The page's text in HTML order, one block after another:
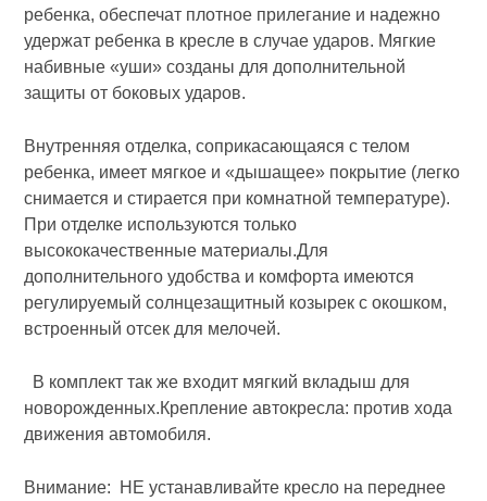
ребенка, обеспечат плотное прилегание и надежно
удержат ребенка в кресле в случае ударов. Мягкие
набивные «уши» созданы для дополнительной
защиты от боковых ударов.
Внутренняя отделка, соприкасающаяся с телом
ребенка, имеет мягкое и «дышащее» покрытие (легко
снимается и стирается при комнатной температуре).
При отделке используются только
высококачественные материалы.Для
дополнительного удобства и комфорта имеются
регулируемый солнцезащитный козырек с окошком,
встроенный отсек для мелочей.
В комплект так же входит мягкий вкладыш для
новорожденных.Крепление автокресла: против хода
движения автомобиля.
Внимание: НЕ устанавливайте кресло на переднее